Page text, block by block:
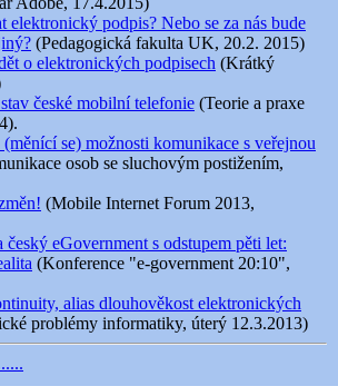
elektronický podpis? Nebo se za nás bude
(Pedagogická fakulta UK, 20.2. 2015)
o elektronických podpisech (Krátký
české mobilní telefonie (Teorie a praxe
(měnící se) možnosti komunikace s veřejnou
osob se sluchovým postižením,
(Mobile Internet Forum 2013,
eGovernment s odstupem pěti let:
(Konference "e-government 20:10",
alias dlouhověkost elektronických
problémy informatiky, úterý 12.3.2013)